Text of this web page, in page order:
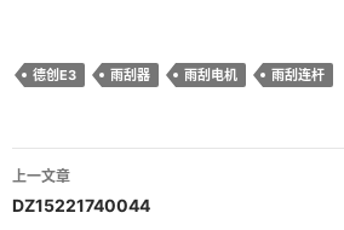
德创E3 雨刮器 雨刮电机 雨刮连杆
文
章
上一文章
DZ15221740044